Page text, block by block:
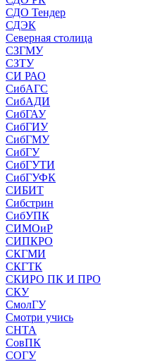
СДО Тендер
СДЭК
Северная столица
СЗГМУ
СЗТУ
СИ РАО
СибАГС
СибАДИ
СибГАУ
СибГИУ
СибГМУ
СибГУ
СибГУТИ
СибГУФК
СИБИТ
Сибстрин
СибУПК
СИМОиР
СИПКРО
СКГМИ
СКГТК
СКИРО ПК И ПРО
СКУ
СмолГУ
Смотри учись
СНТА
СовПК
СОГУ